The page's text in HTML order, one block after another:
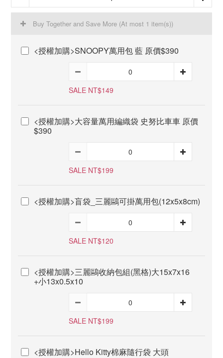
Buy Together and Save More (At most 1 item(s))
<授權加購>SNOOPY萬用包 藍 原價$390
SALE NT$149
<授權加購>大容量萬用編織袋 史努比車車 原價
$390
SALE NT$199
<授權加購>盲袋_三麗鷗可掛萬用包(12x5x8cm)
SALE NT$120
<授權加購>三麗鷗收納包組(黑格)大15x7x16
+小13x0.5x10
SALE NT$199
<授權加購>Hello Kitty棉麻隨行袋 大頭